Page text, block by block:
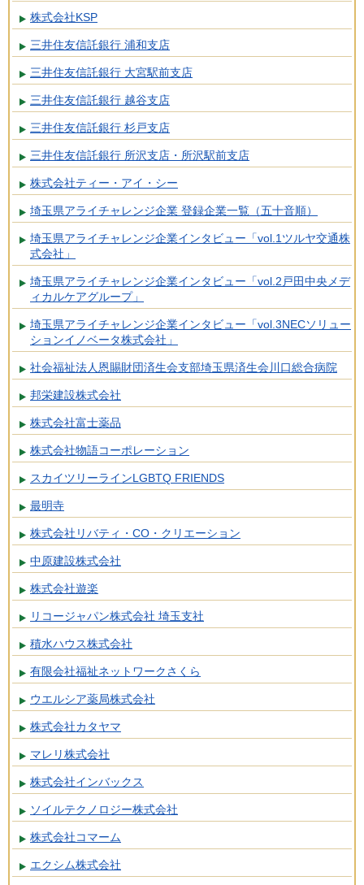
株式会社KSP
三井住友信託銀行 浦和支店
三井住友信託銀行 大宮駅前支店
三井住友信託銀行 越谷支店
三井住友信託銀行 杉戸支店
三井住友信託銀行 所沢支店・所沢駅前支店
株式会社ティー・アイ・シー
埼玉県アライチャレンジ企業 登録企業一覧（五十音順）
埼玉県アライチャレンジ企業インタビュー「vol.1ツルヤ交通株
式会社」
埼玉県アライチャレンジ企業インタビュー「vol.2戸田中央メデ
ィカルケアグループ」
埼玉県アライチャレンジ企業インタビュー「vol.3NECソリュー
ションイノベータ株式会社」
社会福祉法人恩賜財団済生会支部埼玉県済生会川口総合病院
邦栄建設株式会社
株式会社富士薬品
株式会社物語コーポレーション
スカイツリーラインLGBTQ FRIENDS
最明寺
株式会社リバティ・CO・クリエーション
中原建設株式会社
株式会社遊楽
リコージャパン株式会社 埼玉支社
積水ハウス株式会社
有限会社福祉ネットワークさくら
ウエルシア薬局株式会社
株式会社カタヤマ
マレリ株式会社
株式会社インバックス
ソイルテクノロジー株式会社
株式会社コマーム
エクシム株式会社